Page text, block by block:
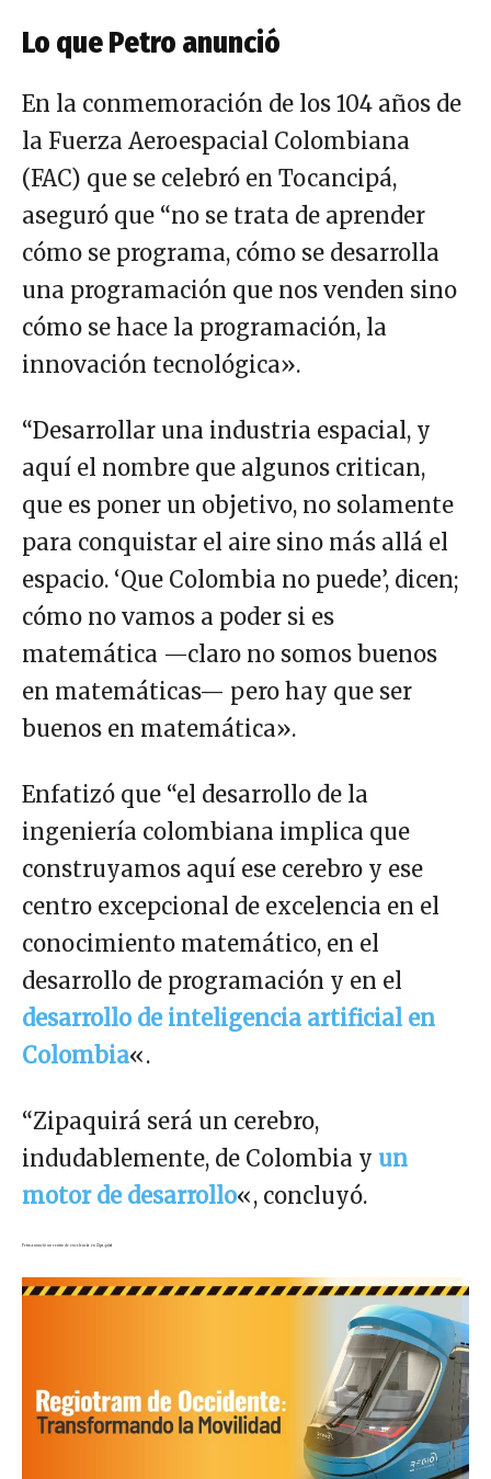
Lo que Petro anunció
En la conmemoración de los 104 años de
la Fuerza Aeroespacial Colombiana
(FAC) que se celebró en Tocancipá,
aseguró que “no se trata de aprender
cómo se programa, cómo se desarrolla
una programación que nos venden sino
cómo se hace la programación, la
innovación tecnológica».
“Desarrollar una industria espacial, y
aquí el nombre que algunos critican,
que es poner un objetivo, no solamente
para conquistar el aire sino más allá el
espacio. ‘Que Colombia no puede’, dicen;
cómo no vamos a poder si es
matemática —claro no somos buenos
en matemáticas— pero hay que ser
buenos en matemática».
Enfatizó que “el desarrollo de la
ingeniería colombiana implica que
construyamos aquí ese cerebro y ese
centro excepcional de excelencia en el
conocimiento matemático, en el
desarrollo de programación y en el
desarrollo de inteligencia artificial en
Colombia«.
“Zipaquirá será un cerebro,
indudablemente, de Colombia y un
motor de desarrollo«, concluyó.
Petro anunció un centro de excelencia en Zipaquirá